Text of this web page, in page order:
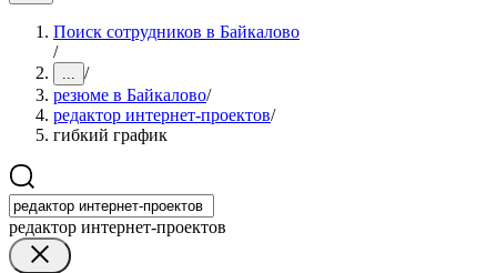
Поиск сотрудников в Байкалово
/
... /
резюме в Байкалово/
редактор интернет-проектов/
гибкий график
редактор интернет-проектов